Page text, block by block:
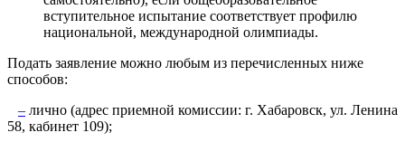
вступительное испытание соответствует профилю
национальной, международной олимпиады.
Подать заявление можно любым из перечисленных ниже
способов:
– лично (адрес приемной комиссии: г. Хабаровск, ул. Ленина
58, кабинет 109);